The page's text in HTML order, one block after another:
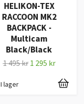
HELIKON-TEX
RACCOON MK2
BACKPACK -
Multicam
Black/Black
1 495 kr 1 295 kr
I lager